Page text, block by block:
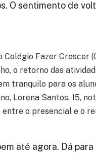
O sentimento de
Colégio Fazer Crescer
o retorno das
tranquilo para os
Lorena Santos, 15,
o presencial e o
até agora. Dá para